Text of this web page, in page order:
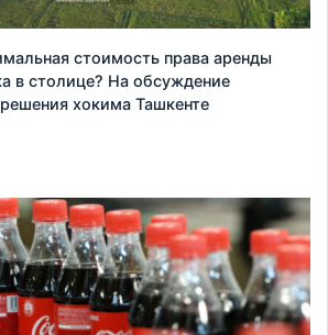
стоимость права аренды
в столице? На обсуждение
хокима Ташкенте